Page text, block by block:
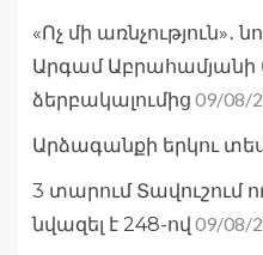
«Ոչ մի առնչություն»․
Արգամ Աբրահամյանի
ձերբակալումից 09/08/
Արձագանքի երկու
3 տարում Տավուշում
նվազել է 248-ով 09/08/